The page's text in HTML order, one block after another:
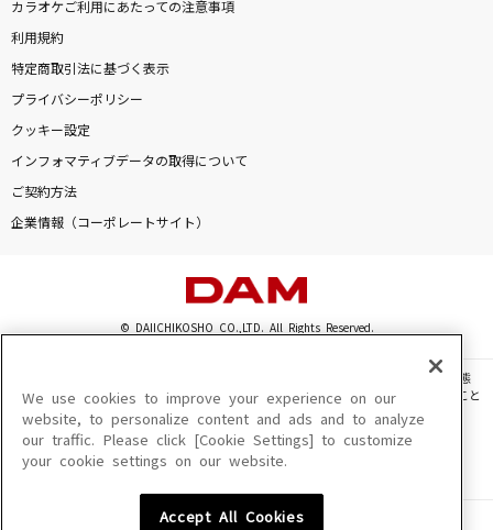
カラオケご利用にあたっての注意事項
利用規約
特定商取引法に基づく表示
プライバシーポリシー
クッキー設定
インフォマティブデータの取得について
ご契約方法
企業情報（コーポレートサイト）
© DAIICHIKOSHO CO.,LTD. All Rights Reserved.
このサイトに掲載されている一切の文章・画像・写真・動画・音声等を、手段や形態
を問わず、著作権法の定める範囲を超えて無断で複製、転載、ファイル化などすること
を禁じます。
楽曲及びコンテンツは、機種によりご利用いただけない場合があります。
楽曲及びコンテンツの配信日、配信内容が変更になる場合があります。
We use cookies to improve your experience on our
website, to personalize content and ads and to analyze
our traffic. Please click [Cookie Settings] to customize
your cookie settings on our website.
Accept All Cookies